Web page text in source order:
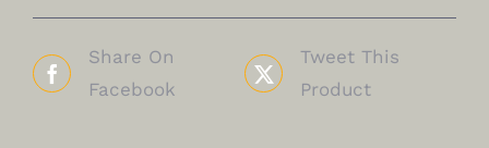
Share On
Facebook
Tweet This
Product